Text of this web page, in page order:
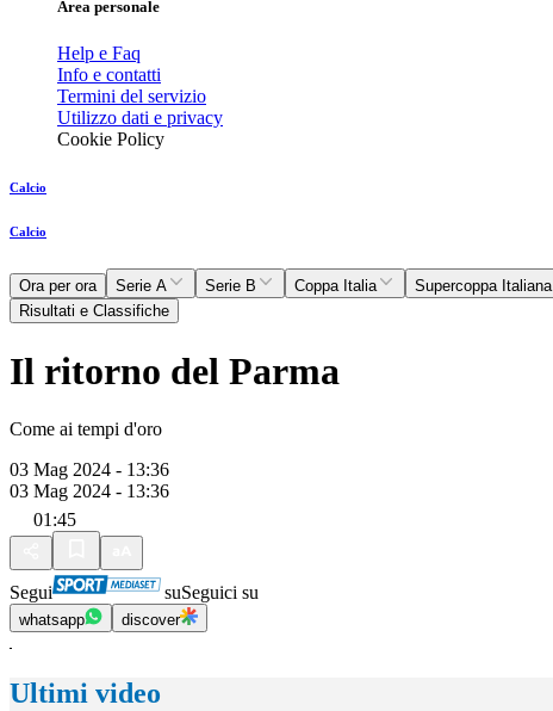
Area personale
Help e Faq
Info e contatti
Termini del servizio
Utilizzo dati e privacy
Cookie Policy
Calcio
Calcio
Ora per ora Serie A Serie B Coppa Italia Supercoppa Italiana
Risultati e Classifiche
Il ritorno del Parma
Come ai tempi d'oro
03 Mag 2024 - 13:36
03 Mag 2024 - 13:36
01:45
Segui suSeguici su
whatsapp discover
Ultimi video